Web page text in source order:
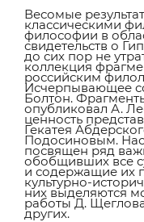
Весомые
классическими
философии в
свидетельств о
до сих пор не
коллекция
российским
Исчерпывающее
Болтон.
опубликовал А.
ценность
Гекатея
Подосиновым.
посвящен ряд
обобщивших все
и содержащие их
культурно-
них выделяются
работы Д.
других.